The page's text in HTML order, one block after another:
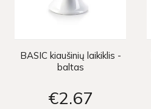
BASIC kiaušinių laikiklis -
baltas
€2 67